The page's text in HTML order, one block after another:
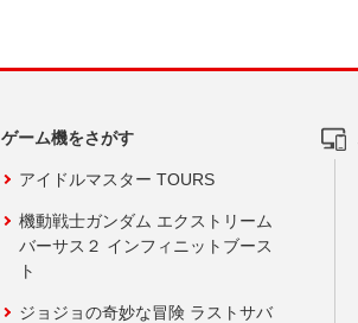
ゲーム機をさがす
アイドルマスター TOURS
機動戦士ガンダム エクストリーム
バーサス２ インフィニットブース
ト
ジョジョの奇妙な冒険 ラストサバ